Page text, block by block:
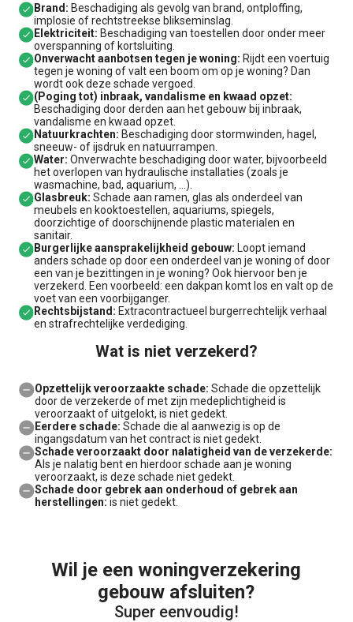
Brand: Beschadiging als gevolg van brand, ontploffing,
implosie of rechtstreekse blikseminslag.
Elektriciteit: Beschadiging van toestellen door onder meer
overspanning of kortsluiting.
Onverwacht aanbotsen tegen je woning: Rijdt een voertuig
tegen je woning of valt een boom om op je woning? Dan
wordt ook deze schade vergoed.
(Poging tot) inbraak, vandalisme en kwaad opzet:
Beschadiging door derden aan het gebouw bij inbraak,
vandalisme en kwaad opzet.
Natuurkrachten: Beschadiging door stormwinden, hagel,
sneeuw- of ijsdruk en natuurrampen.
Water:Onverwachte beschadiging door water, bijvoorbeeld
het overlopen van hydraulische installaties (zoals je
wasmachine, bad, aquarium, …).
Glasbreuk:Schade aan ramen, glas als onderdeel van
meubels en kooktoestellen, aquariums, spiegels,
doorzichtige of doorschijnende plastic materialen en
sanitair.
Burgerlijke aansprakelijkheid gebouw: Loopt iemand
anders schade op door een onderdeel van je woning of door
een van je bezittingen in je woning? Ook hiervoor ben je
verzekerd. Een voorbeeld: een dakpan komt los en valt op de
voet van een voorbijganger.
Rechtsbijstand: Extracontractueel burgerrechtelijk verhaal
en strafrechtelijke verdediging.
Wat is niet verzekerd?
Opzettelijk veroorzaakte schade: Schade die opzettelijk
door de verzekerde of met zijn medeplichtigheid is
veroorzaakt of uitgelokt, is niet gedekt.
Eerdere schade: Schade die al aanwezig is op de
ingangsdatum van het contract is niet gedekt.
Schade veroorzaakt door nalatigheid van de verzekerde:
Als je nalatig bent en hierdoor schade aan je woning
veroorzaakt, is deze schade niet gedekt.
Schade door gebrek aan onderhoud of gebrek aan
herstellingen: is niet gedekt.
Wil je een woningverzekering
gebouw afsluiten?
Super eenvoudig!